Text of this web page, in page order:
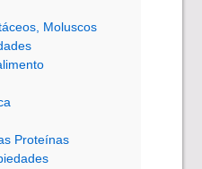
Moluscos
Proteínas